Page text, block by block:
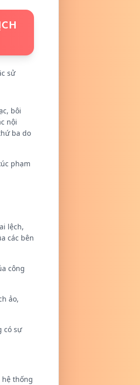
sử
bôi
nội
ba do
phạm
lệch,
các bên
công
ảo,
có sự
hệ thống